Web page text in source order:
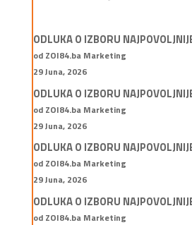
ODLUKA O IZBORU
od ZOI84.ba Marketing
29 Juna, 2026
ODLUKA O IZBORU
od ZOI84.ba Marketing
29 Juna, 2026
ODLUKA O IZBORU
od ZOI84.ba Marketing
29 Juna, 2026
ODLUKA O IZBORU
od ZOI84.ba Marketing